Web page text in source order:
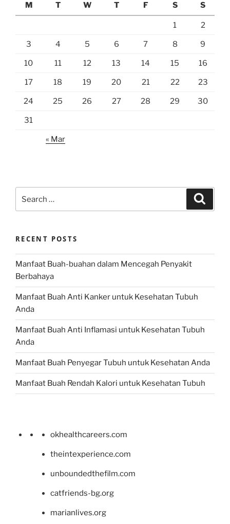
M
T W T F S S
1 2
3 4 5 6 7 8 9
10 11 12 13 14 15 16
17 18 19 20 21 22 23
24 25 26 27 28 29 30
31
« Mar
for:
RECENT POSTS
Manfaat Buah-buahan dalam Mencegah Penyakit
Berbahaya
Manfaat Buah Anti Kanker untuk Kesehatan Tubuh
Anda
Manfaat Buah Anti Inflamasi untuk Kesehatan Tubuh
Anda
Manfaat Buah Penyegar Tubuh untuk Kesehatan Anda
Manfaat Buah Rendah Kalori untuk Kesehatan Tubuh
okhealthcareers.com
theintexperience.com
unboundedthefilm.com
catfriends-bg.org
marianlives.org